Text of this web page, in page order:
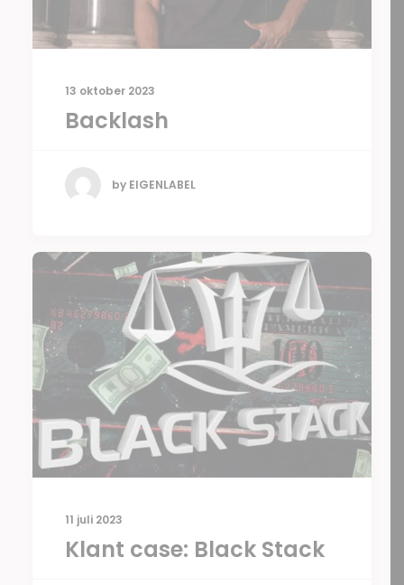
13 oktober 2023
Backlash
by EIGENLABEL
11 juli 2023
Klant case: Black Stack